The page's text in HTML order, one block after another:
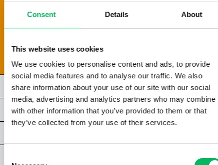
Consent Details About
This website uses cookies
We use cookies to personalise content and ads, to provide
social media features and to analyse our traffic. We also
share information about your use of our site with our social
media, advertising and analytics partners who may combine
with other information that you’ve provided to them or that
they’ve collected from your use of their services.
5.4 | DE BELICHTINGSDRIEHOEK
5.5 | HISTOGRAM
5.6 | BRACKETING
HOOFDSTUK 6 | LICHTOMSTANDIGHEDEN
HOOFDSTUK 7 | COMPOSITIE & FRAMING